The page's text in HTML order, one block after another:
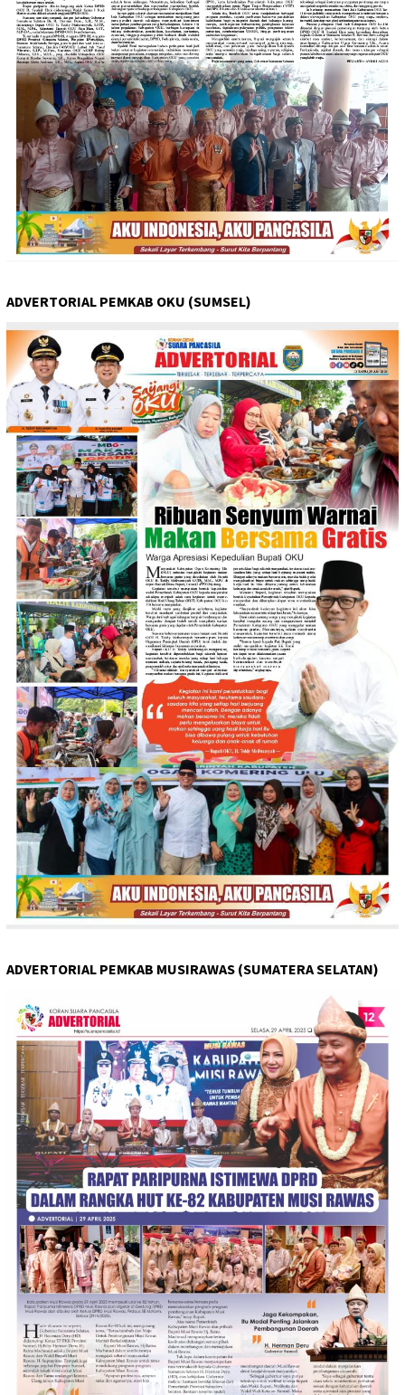
ADVERTORIAL PEMKAB OKU (SUMSEL)
ADVERTORIAL PEMKAB MUSIRAWAS (SUMATERA SELATAN)